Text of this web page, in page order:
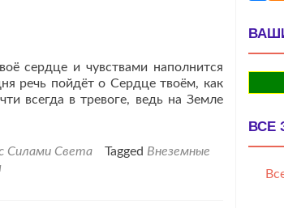
сердце и чувствами наполнится
речь пойдёт о Сердце твоём, как
всегда в тревоге, ведь на Земле
Силами Света Tagged Внеземные
ВСЕ